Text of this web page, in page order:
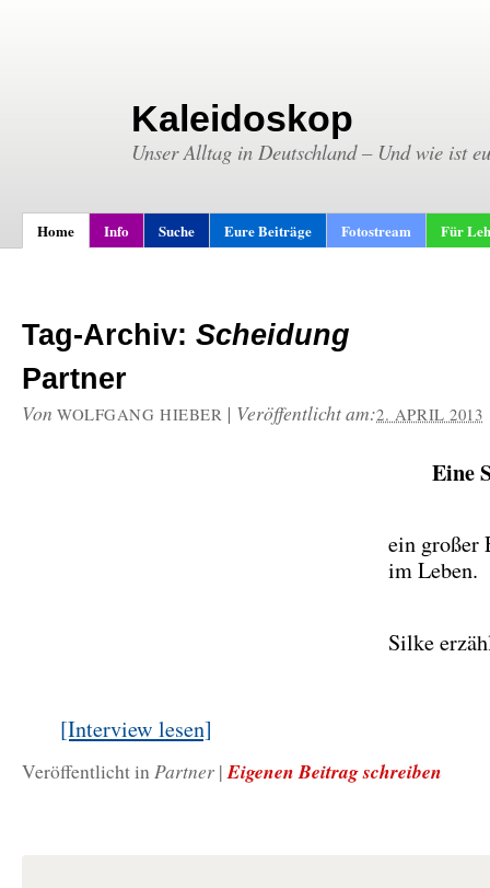
Kaleidoskop
Unser Alltag in Deutschland – Und wie ist
Home Info Suche Eure Beiträge Fotostream Für
Tag-Archiv: Scheidung
Partner
Von WOLFGANG HIEBER | Veröffentlicht am:2. APRIL 2013
Eine
ein großer
im Leben.
Silke
[Interview lesen]
Veröffentlicht inPartner | Eigenen Beitrag schreiben